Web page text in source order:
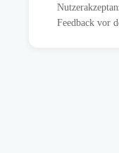
Feedback vor